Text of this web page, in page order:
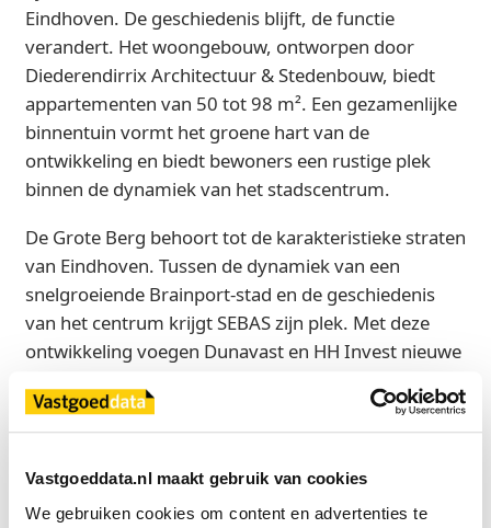
Vastgoeddata.nl maakt gebruik van cookies
We gebruiken cookies om content en advertenties te
Eindhoven. De geschiedenis blijft, de functie
verandert. Het woongebouw, ontworpen door
Diederendirrix Architectuur & Stedenbouw, biedt
appartementen van 50 tot 98 m². Een gezamenlijke
binnentuin vormt het groene hart van de
ontwikkeling en biedt bewoners een rustige plek
binnen de dynamiek van het stadscentrum.
De Grote Berg behoort tot de karakteristieke straten
van Eindhoven. Tussen de dynamiek van een
snelgroeiende Brainport-stad en de geschiedenis
van het centrum krijgt SEBAS zijn plek. Met deze
ontwikkeling voegen Dunavast en HH Invest nieuwe
onderdeel is van de stad. De bouw van SEBAS start
in het derde kwartaal van 2026. De verkoop van de
Bouwbedrijf verzorgt de realisatie.